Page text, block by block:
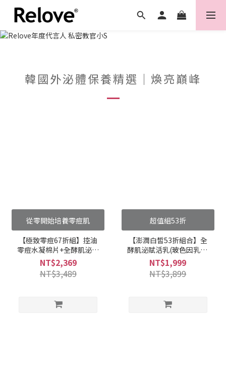
韓國外泌體保養精選｜煥亮巔峰
從零開始培養零痘肌
【極致零痘67折組】控油
零痘水凝棉片+全酵肌泌控
油零痘濃萃 ( 1 + 1 組合 )
NT$2,369
NT$3,489
超值組53折
【澎潤白皙53折組合】全
酵肌泌賦活乳(玻色因乳) +
全酵肌泌面膜( 保濕 / 美白
) 1+1組合
NT$1,999
NT$3,899